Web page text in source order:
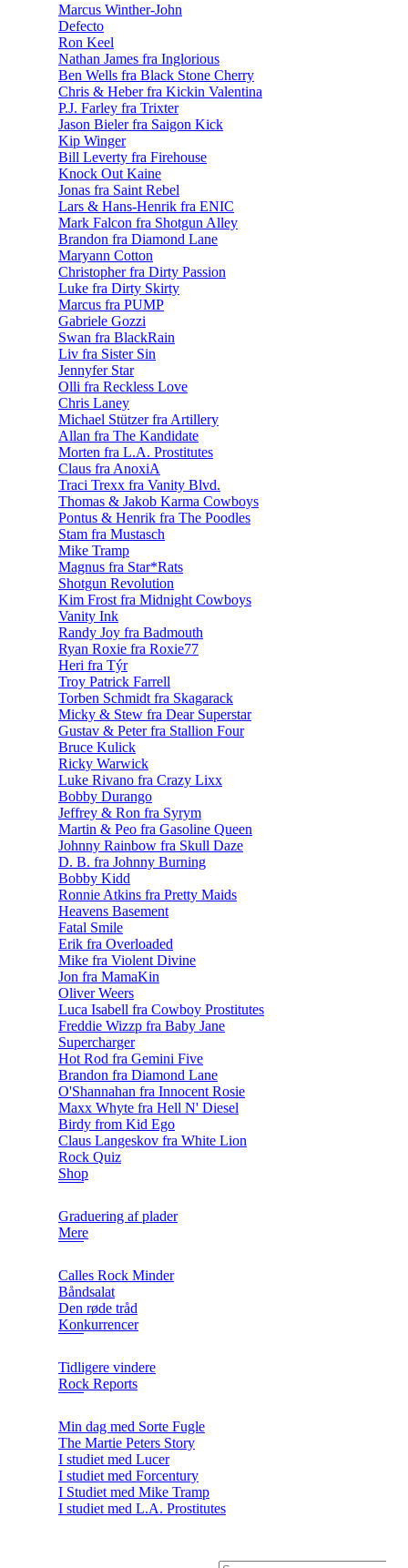
Marcus Winther-John
Defecto
Ron Keel
Nathan James fra Inglorious
Ben Wells fra Black Stone Cherry
Chris & Heber fra Kickin Valentina
P.J. Farley fra Trixter
Jason Bieler fra Saigon Kick
Kip Winger
Bill Leverty fra Firehouse
Knock Out Kaine
Jonas fra Saint Rebel
Lars & Hans-Henrik fra ENIC
Mark Falcon fra Shotgun Alley
Brandon fra Diamond Lane
Maryann Cotton
Christopher fra Dirty Passion
Luke fra Dirty Skirty
Marcus fra PUMP
Gabriele Gozzi
Swan fra BlackRain
Liv fra Sister Sin
Jennyfer Star
Olli fra Reckless Love
Chris Laney
Michael Stützer fra Artillery
Allan fra The Kandidate
Morten fra L.A. Prostitutes
Claus fra AnoxiA
Traci Trexx fra Vanity Blvd.
Thomas & Jakob Karma Cowboys
Pontus & Henrik fra The Poodles
Stam fra Mustasch
Mike Tramp
Magnus fra Star*Rats
Shotgun Revolution
Kim Frost fra Midnight Cowboys
Vanity Ink
Randy Joy fra Badmouth
Ryan Roxie fra Roxie77
Heri fra Týr
Troy Patrick Farrell
Torben Schmidt fra Skagarack
Micky & Stew fra Dear Superstar
Gustav & Peter fra Stallion Four
Bruce Kulick
Ricky Warwick
Luke Rivano fra Crazy Lixx
Bobby Durango
Jeffrey & Ron fra Syrym
Martin & Peo fra Gasoline Queen
Johnny Rainbow fra Skull Daze
D. B. fra Johnny Burning
Bobby Kidd
Ronnie Atkins fra Pretty Maids
Heavens Basement
Fatal Smile
Erik fra Overloaded
Mike fra Violent Divine
Jon fra MamaKin
Oliver Weers
Luca Isabell fra Cowboy Prostitutes
Freddie Wizzp fra Baby Jane
Supercharger
Hot Rod fra Gemini Five
Brandon fra Diamond Lane
O'Shannahan fra Innocent Rosie
Maxx Whyte fra Hell N' Diesel
Birdy from Kid Ego
Claus Langeskov fra White Lion
Rock Quiz
Shop
Graduering af plader
Mere
Calles Rock Minder
Båndsalat
Den røde tråd
Konkurrencer
Tidligere vindere
Rock Reports
Min dag med Sorte Fugle
The Martie Peters Story
I studiet med Lucer
I studiet med Forcentury
I Studiet med Mike Tramp
I studiet med L.A. Prostitutes